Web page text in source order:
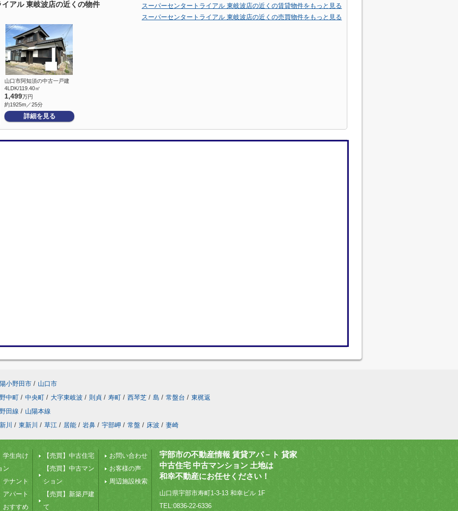
アル 東岐波店の近くの物件
スーパーセンタートライアル 東岐波店の近くの賃貸物件をもっと見る
スーパーセンタートライアル 東岐波店の近くの売買物件をもっと見る
山口市阿知須の中古一戸建
4LDK/119.40㎡
1,499万円
約1925m／25分
詳細を見る
小野田市 / 山口市
中町 / 中央町 / 大字東岐波 / 則貞 / 寿町 / 西琴芝 / 島 / 常盤台 / 東梶返
田線 / 山陽本線
川 / 東新川 / 草江 / 居能 / 岩鼻 / 宇部岬 / 常盤 / 床波 / 妻崎
学生向け
ン
テナント
アパート
おすすめ
【売買】中古住宅
【売買】中古マン
ション
【売買】新築戸建
て
お問い合わせ
お客様の声
周辺施設検索
宇部市の不動産情報 賃貸アパ－ト 貸家
中古住宅 中古マンション 土地は
和幸不動産にお任せください！
山口県宇部市寿町1-3-13 和幸ビル 1F
TEL:0836-22-6336